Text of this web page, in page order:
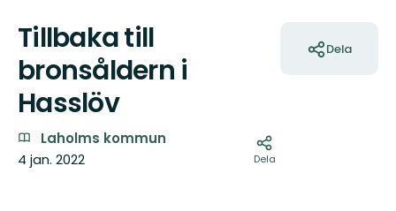
Tillbaka till
bronsåldern i
Hasslöv
Laholms kommun
4 jan. 2022
Dela
Dela